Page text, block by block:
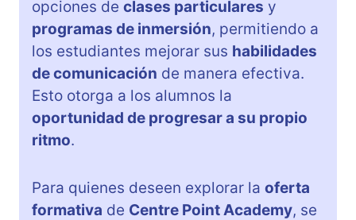
opciones de clases particulares y
programas de inmersión, permitiendo a
los estudiantes mejorar sus habilidades
de comunicación de manera efectiva.
Esto otorga a los alumnos la
oportunidad de progresar a su propio
ritmo.
Para quienes deseen explorar la oferta
formativa de Centre Point Academy, se